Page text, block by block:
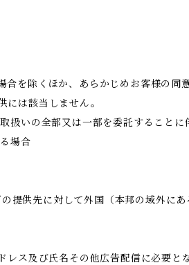
を除くほか、あらかじめお客様の同
は該当しません。
扱いの全部又は一部を委託すること
場合
提供先に対して外国（本邦の域外に
レス及び氏名その他広告配信に必要と